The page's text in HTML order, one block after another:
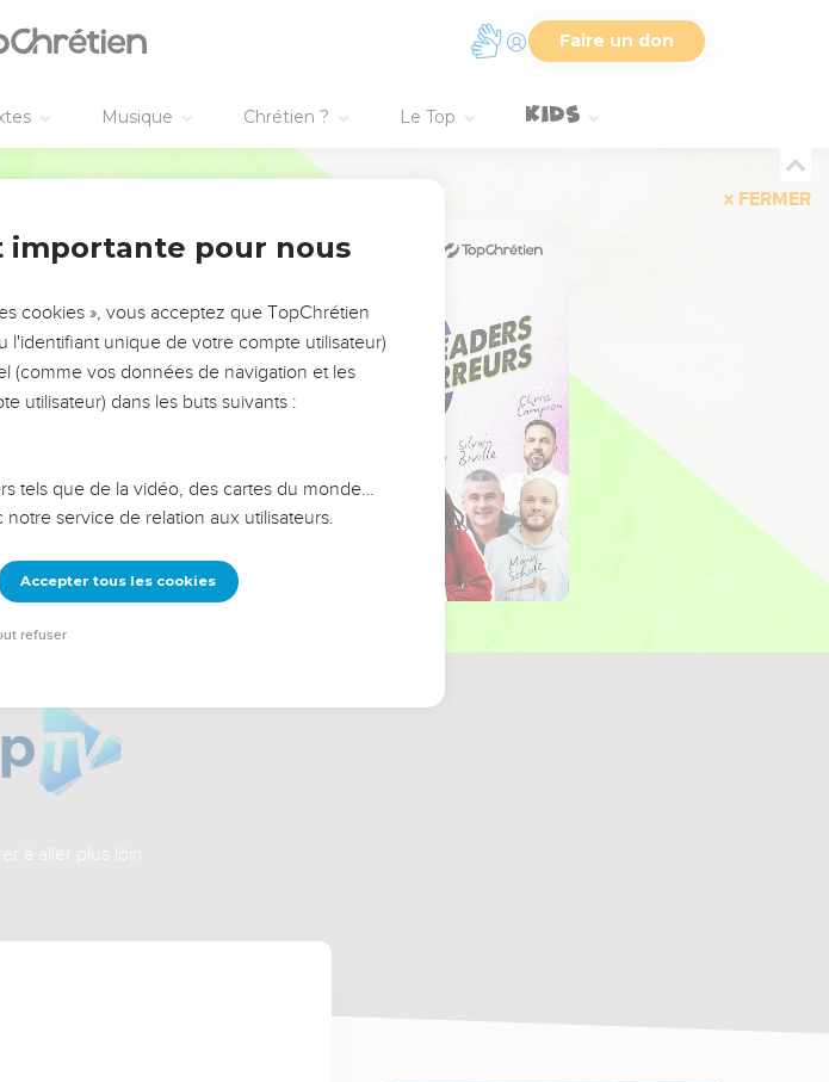
Faire un don
Musique Chrétien ? Le Top
FERMER
!
Mais on voit
que ce sont
erreurs
que leurs erreurs
ou une famille,
à aller plus loin
importante pour nous
cookies », vous acceptez que TopChrétien
l'identifiant unique de votre compte utilisateur)
(comme vos données de navigation et les
utilisateur) dans les buts suivants :
tels que de la vidéo, des cartes du monde…
service de relation aux utilisateurs.
Accepter tous les cookies
refuser